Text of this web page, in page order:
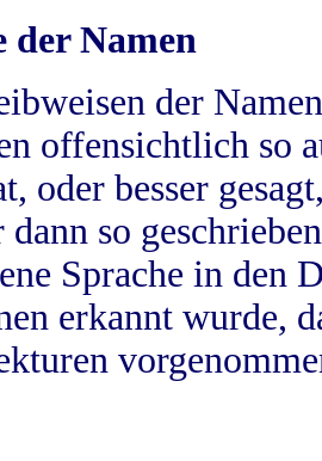
der Namen
der
offensichtlich so
oder besser
dann so
Sprache in
erkannt wurde,